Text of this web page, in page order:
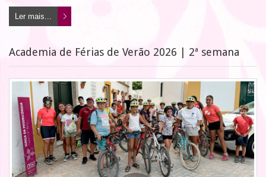
Ler mais...
Academia de Férias de Verão 2026 | 2ª semana